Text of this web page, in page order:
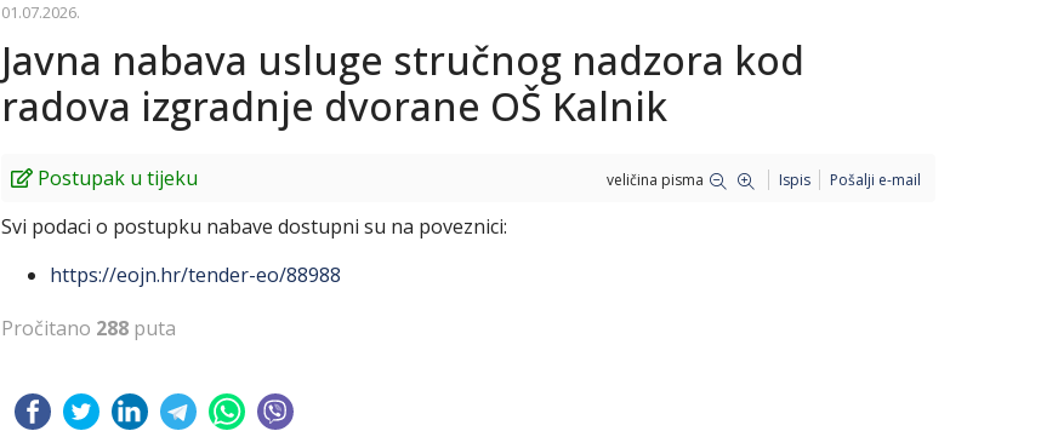
01.07.2026.
Javna nabava usluge stručnog nadzora kod
radova izgradnje dvorane OŠ Kalnik
Postupak u tijeku veličina pisma Ispis Pošalji e-mail
Svi podaci o postupku nabave dostupni su na poveznici:
https://eojn.hr/tender-eo/88988
Pročitano 288 puta